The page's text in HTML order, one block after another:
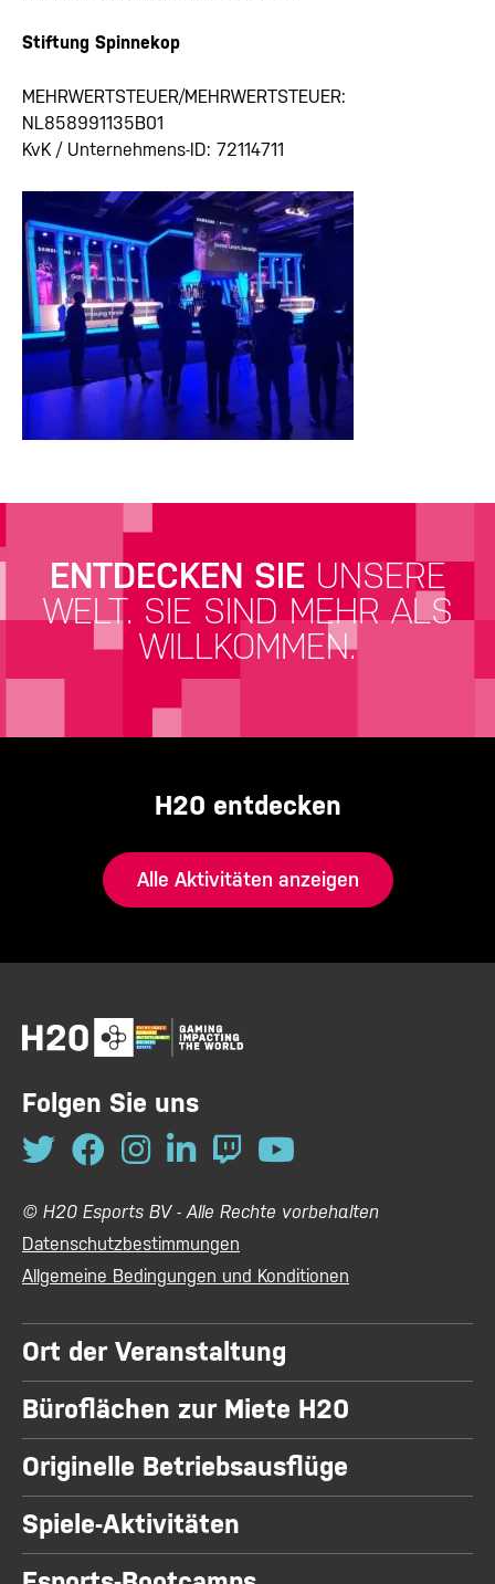
Stiftung Spinnekop
MEHRWERTSTEUER/MEHRWERTSTEUER:
NL858991135B01
KvK / Unternehmens-ID: 72114711
ENTDECKEN SIEUNSERE
WELT. SIE SIND MEHR ALS
WILLKOMMEN.
H20 entdecken
Alle Aktivitäten anzeigen
Folgen Sie uns
© H20 Esports BV - Alle Rechte vorbehalten
Datenschutzbestimmungen
Allgemeine Bedingungen und Konditionen
Ort der Veranstaltung
Büroflächen zur Miete H20
Originelle Betriebsausflüge
Spiele-Aktivitäten